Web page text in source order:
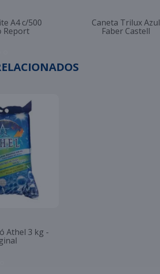
A4 c/500
Report
Caneta Trilux Azul
Faber Castell
Athel 3 kg -